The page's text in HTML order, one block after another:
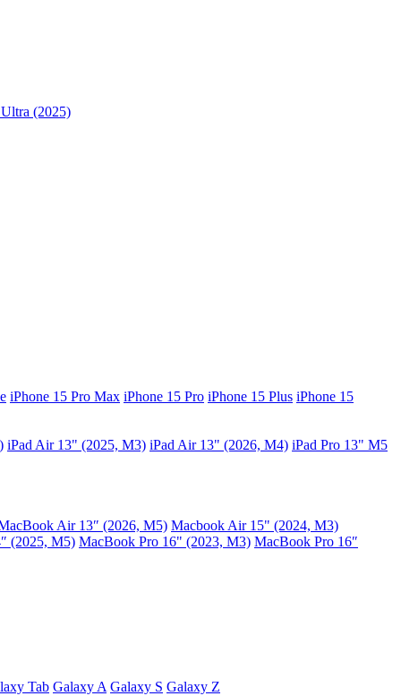
(2025)
iPhone 15 Pro Max iPhone 15 Pro iPhone 15 Plus iPhone 15
iPad Air 13" (2025, M3) iPad Air 13" (2026, M4) iPad Pro 13" M5
Air 13″ (2026, M5) Macbook Air 15" (2024, M3)
(2025, M5) MacBook Pro 16" (2023, M3) MacBook Pro 16″
Tab Galaxy A Galaxy S Galaxy Z